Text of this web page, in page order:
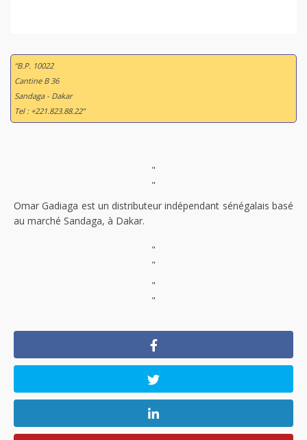
“B.P. 10022
Cantine B 36
Sandaga - Dakar
Tel : +221.823.88.22”
"
"
Omar Gadiaga est un distributeur indépendant sénégalais basé
au marché Sandaga, à Dakar.
"
"
"
"